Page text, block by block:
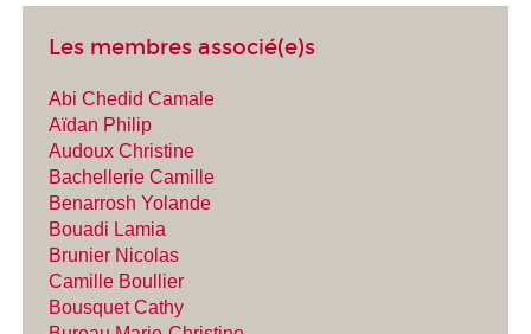
Les membres associé(e)s
Abi Chedid Camale
Aïdan Philip
Audoux Christine
Bachellerie Camille
Benarrosh Yolande
Bouadi Lamia
Brunier Nicolas
Camille Boullier
Bousquet Cathy